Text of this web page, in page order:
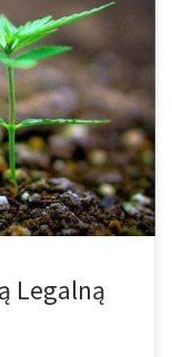
otrzymali
w Langholm w
THC –
w Wielkiej
roku. Zmiana
marihuana przynosi
Legalną